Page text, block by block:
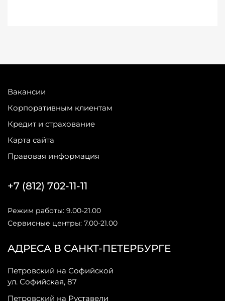
Вакансии
Корпоративным клиентам
Кредит и страхование
Карта сайта
Правовая информация
АДРЕСА В САНКТ-ПЕТЕРБУРГЕ
Петровский на Софийской
ул. Софийская, 87
Петровский на Руставели
+7 (812) 702-11-11
Режим работы: 9.00-21.00
Сервисные центры: 7.00-21.00